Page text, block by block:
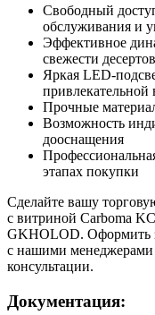
Свободный
обслуживания и
Эффективное
свежести десертов
Яркая LED-
привлекательной
Прочные
Возможность
дооснащения
этапах покупки
Сделайте вашу
с витриной Carboma
GKHOLOD. Оформить
с нашими менеджерами
консультации.
Документация: